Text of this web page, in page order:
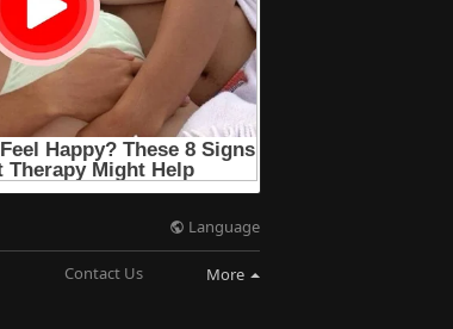
Language
Contact Us More